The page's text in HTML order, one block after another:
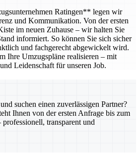
Ratingen** legen wir
und Kommunikation. Von der ersten
im neuen Zuhause – wir halten Sie
informiert. So können Sie sich sicher
und fachgerecht abgewickelt wird.
Ihre Umzugspläne realisieren – mit
Leidenschaft für unseren Job.
suchen einen zuverlässigen Partner?
Ihnen von der ersten Anfrage bis zum
transparent und